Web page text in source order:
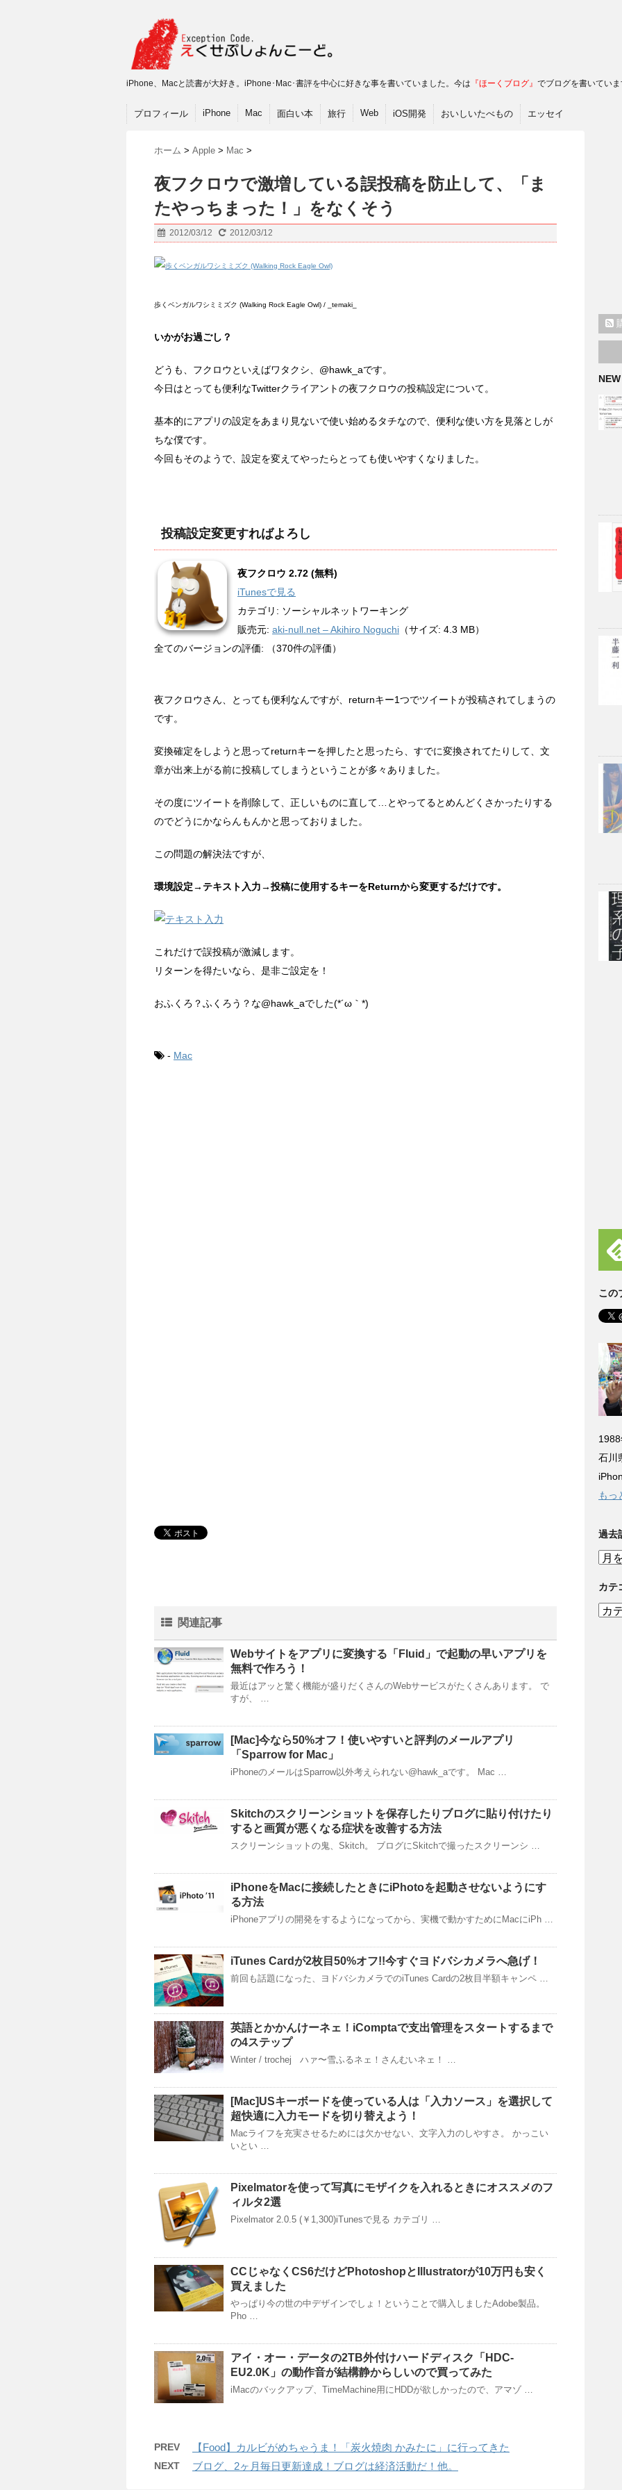
iPhone、Macと読書が大好き。iPhone･Mac･書評を中心に好きな事を書いていました。今は 『ほーくブログ』 でブログを書いてい
プロフィール iPhone Mac 面白い本 旅行 Web iOS開発 おいしいたべもの エッセイ
ホーム > Apple > Mac >
夜フクロウで激増している誤投稿を防止して、「ま
たやっちまった！」をなくそう
2012/03/12 2012/03/12
歩くベンガルワシミミズク (Walking Rock Eagle Owl) / _temaki_
いかがお過ごし？
どうも、フクロウといえばワタクシ、@hawk_aです。
今日はとっても便利なTwitterクライアントの夜フクロウの投稿設定について。
基本的にアプリの設定をあまり見ないで使い始めるタチなので、便利な使い方を見落としが
ちな僕です。
今回もそのようで、設定を変えてやったらとっても使いやすくなりました。
投稿設定変更すればよろし
夜フクロウ 2.72 (無料)
iTunesで見る
カテゴリ: ソーシャルネットワーキング
販売元: aki-null.net – Akihiro Noguchi （サイズ: 4.3 MB）
全てのバージョンの評価: （370件の評価）
夜フクロウさん、とっても便利なんですが、returnキー1つでツイートが投稿されてしまうの
です。
変換確定をしようと思ってreturnキーを押したと思ったら、すでに変換されてたりして、文
章が出来上がる前に投稿してしまうということが多々ありました。
その度にツイートを削除して、正しいものに直して…とやってるとめんどくさかったりする
のでどうにかならんもんかと思っておりました。
この問題の解決法ですが、
環境設定→テキスト入力→投稿に使用するキーをReturnから変更するだけです。
これだけで誤投稿が激減します。
リターンを得たいなら、是非ご設定を！
おふくろ？ふくろう？な@hawk_aでした(*´ω｀*)
- Mac
関連記事
Webサイトをアプリに変換する「Fluid」で起動の早いアプリを
無料で作ろう！
最近はアッと驚く機能が盛りだくさんのWebサービスがたくさんあります。 で
すが、 …
[Mac]今なら50%オフ！使いやすいと評判のメールアプリ
「Sparrow for Mac」
iPhoneのメールはSparrow以外考えられない@hawk_aです。 Mac …
Skitchのスクリーンショットを保存したりブログに貼り付けたり
すると画質が悪くなる症状を改善する方法
スクリーンショットの鬼、Skitch。 ブログにSkitchで撮ったスクリーンシ …
iPhoneをMacに接続したときにiPhotoを起動させないようにす
る方法
iPhoneアプリの開発をするようになってから、実機で動かすためにMacにiPh …
iTunes Cardが2枚目50%オフ!!今すぐヨドバシカメラへ急げ！
前回も話題になった、ヨドバシカメラでのiTunes Cardの2枚目半額キャンペ …
英語とかかんけーネェ！iComptaで支出管理をスタートするまで
の4ステップ
Winter / trochej ハァ〜雪ふるネェ！さんむいネェ！ …
[Mac]USキーボードを使っている人は「入力ソース」を選択して
超快適に入力モードを切り替えよう！
Macライフを充実させるためには欠かせない、文字入力のしやすさ。 かっこい
いとい …
Pixelmatorを使って写真にモザイクを入れるときにオススメのフ
ィルタ2選
Pixelmator 2.0.5 (￥1,300)iTunesで見る カテゴリ …
CCじゃなくCS6だけどPhotoshopとIllustratorが10万円も安く
買えました
やっぱり今の世の中デザインでしょ！ということで購入しましたAdobe製品。
Pho …
アイ・オー・データの2TB外付けハードディスク「HDC-
EU2.0K」の動作音が結構静からしいので買ってみた
iMacのバックアップ、TimeMachine用にHDDが欲しかったので、アマゾ …
PREV 【Food】カルビがめちゃうま！「炭火焼肉 かみたに」に行ってきた
NEXT ブログ、2ヶ月毎日更新達成！ブログは経済活動だ！他。
この
石川
もっ
過去
過
記
カテ
カ